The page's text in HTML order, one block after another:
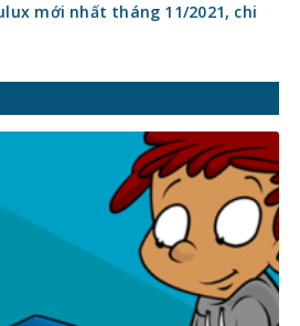
mới nhất tháng 11/2021, chi